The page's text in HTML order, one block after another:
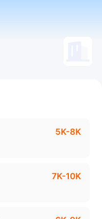
5K-8K
7K-10K